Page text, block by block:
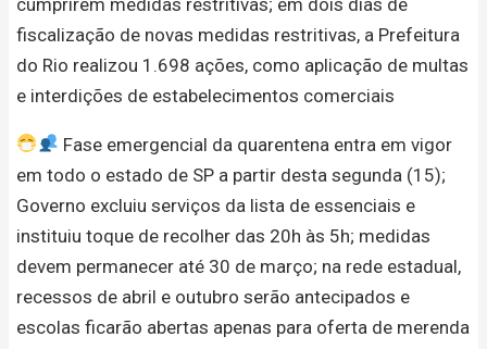
fiscalização de novas medidas restritivas, a Prefeitura
do Rio realizou 1.698 ações, como aplicação de multas
e interdições de estabelecimentos comerciais
Fase emergencial da quarentena entra em vigor
em todo o estado de SP a partir desta segunda (15);
Governo excluiu serviços da lista de essenciais e
instituiu toque de recolher das 20h às 5h; medidas
devem permanecer até 30 de março; na rede estadual,
recessos de abril e outubro serão antecipados e
escolas ficarão abertas apenas para oferta de merenda